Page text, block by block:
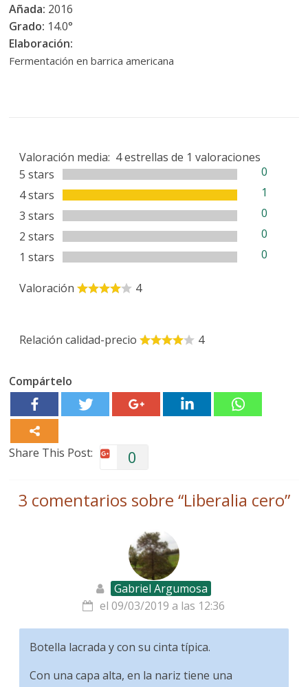
Añada: 2016
Grado: 14.0°
Elaboración:
Fermentación en barrica americana
Valoración media:
5 stars
0
4 stars
1
3 stars
0
2 stars
0
1 stars
0
4estrellas de 1 valoraciones
Valoración 4
Relación calidad-precio 4
Compártelo
Share This Post: 0
3 comentarios sobre “Liberalia cero”
Gabriel Argumosa
el 09/03/2019 a las 12:36
Botella lacrada y con su cinta típica.
Con una capa alta, en la nariz tiene una